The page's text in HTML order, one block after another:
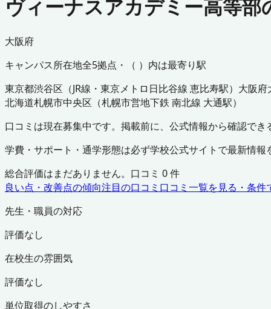
ヴィーナスアカデミー高等部
大阪府
キャンパス所在地全5拠点・（ ）内は最寄り駅
東京都渋谷区 （JR線・東京メトロ日比谷線 恵比寿駅） 大阪府
北海道札幌市中央区 （札幌市営地下鉄 南北線 大通駅）
口コミは現在募集中です。掲載前に、公式情報から確認でき
学費・サポート・通学形態は必ず学校公式サイトで最新情
総合評価はまだありません。口コミ 0件
良い点・改善点の傾向注目の口コミ 口コミ一覧を見る・条件
先生・職員の対応
評価なし
在校生の雰囲気
評価なし
単位取得のしやすさ